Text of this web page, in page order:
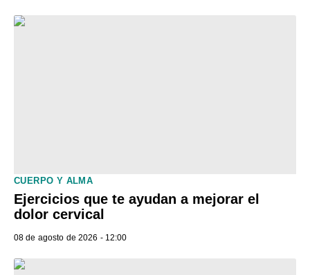
CUERPO Y ALMA
Ejercicios que te ayudan a mejorar el
dolor cervical
08 de agosto de 2026 - 12:00